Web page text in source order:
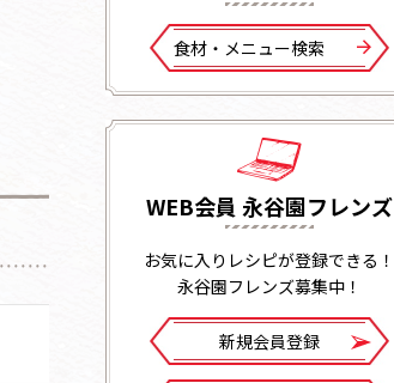
⾷材・メニュー検索
WEB会員 永谷園フレンズ
お気に入りレシピが登録できる！
永谷園フレンズ募集中！
新規会員登録